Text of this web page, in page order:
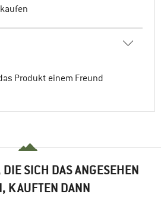
Produkt einem Freund
SICH DAS ANGESEHEN
KAUFTEN DANN